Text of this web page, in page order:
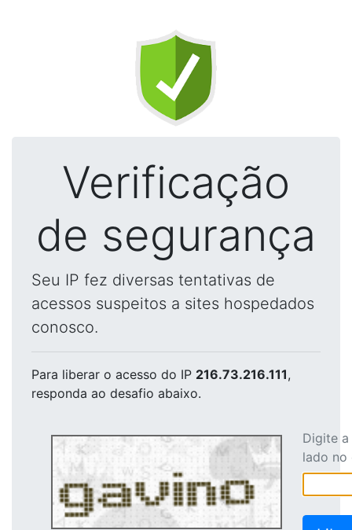
Verificação
de segurança
Seu IP fez diversas tentativas de
acessos suspeitos a sites hospedados
conosco.
Para liberar o acesso do IP 216.73.216.111,
responda ao desafio abaixo.
Digite
lado no